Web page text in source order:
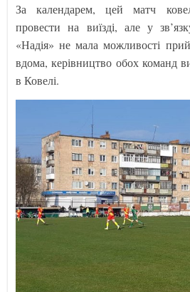
За календарем, цей матч
провести на виїзді, але у
«Надія» не мала можливості
вдома, керівництво обох команд
в Ковелі.